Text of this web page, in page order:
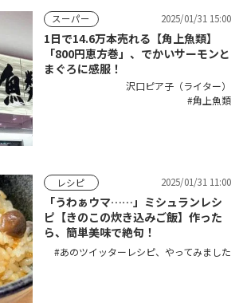
スーパー 2025/01/31 15:00
1日で14.6万本売れる【角上魚類】
「800円恵方巻」、でかいサーモンと
まぐろに感服！
沢口ピア子（ライター）
角上魚類
レシピ 2025/01/31 11:00
「うわぁウマ……」ミシュランレシ
ピ【きのこの炊き込みご飯】作った
ら、簡単美味で絶句！
あのツイッターレシピ、やってみました